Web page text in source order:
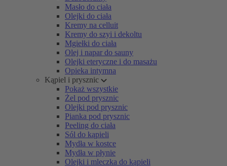
Masło do ciała
Olejki do ciała
Kremy na celluit
Kremy do szyi i dekoltu
Mgiełki do ciała
Olej i napar do sauny
Olejki eteryczne i do masażu
Opieka intymna
Kąpiel i prysznic
Pokaż wszystkie
Żel pod prysznic
Olejki pod prysznic
Pianka pod prysznic
Peeling do ciała
Sól do kąpieli
Mydła w kostce
Mydła w płynie
Olejki i mleczka do kąpieli